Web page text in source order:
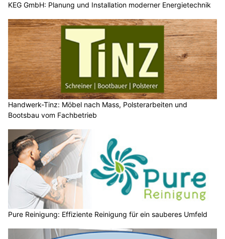
KEG GmbH: Planung und Installation moderner Energietechnik
Handwerk-Tinz: Möbel nach Mass, Polsterarbeiten und
Bootsbau vom Fachbetrieb
Pure Reinigung: Effiziente Reinigung für ein sauberes Umfeld